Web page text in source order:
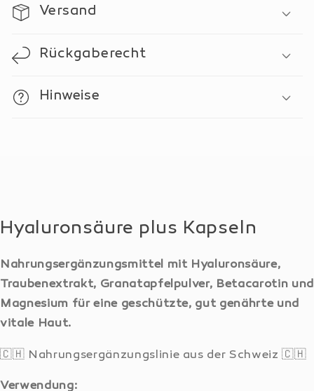
Versand
Rückgaberecht
Hinweise
Hyaluronsäure plus Kapseln
Nahrungsergänzungsmittel mit Hyaluronsäure,
Traubenextrakt, Granatapfelpulver, Betacarotin und
Magnesium für eine geschützte, gut genährte und
vitale Haut.
🇨🇭 Nahrungsergänzungslinie aus der Schweiz 🇨🇭
Verwendung: